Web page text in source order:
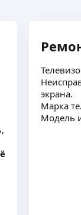
экрана.
Марка
Модель